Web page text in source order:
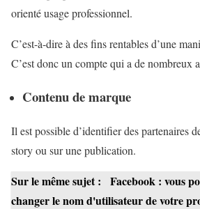
orienté usage professionnel.
C’est-à-dire à des fins rentables d’une
C’est donc un compte qui a de nombreux
Contenu de marque
Il est possible d’identifier des partenaires
story ou sur une publication.
Sur le même sujet :
Facebook : vous
changer le nom d'utilisateur de votre